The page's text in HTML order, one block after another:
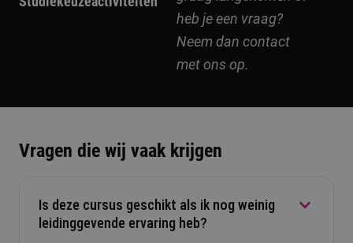
heb je een vraag?
Neem dan contact
met ons op.
Vragen die wij vaak krijgen
Is deze cursus geschikt als ik nog weinig
leidinggevende ervaring heb?